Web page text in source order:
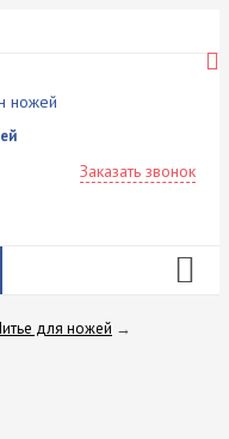
Заказать звонок
для ножей →